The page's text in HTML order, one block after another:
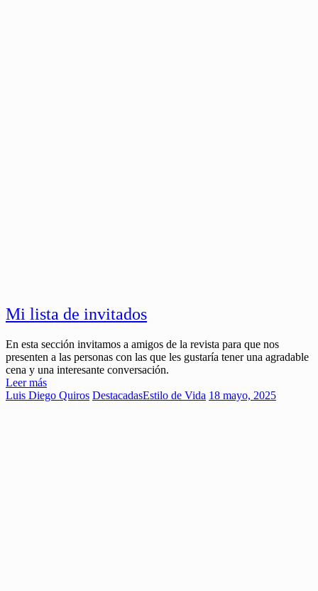
Mi lista de invitados
En esta sección invitamos a amigos de la revista para que nos
presenten a las personas con las que les gustaría tener una agradable
cena y una interesante conversación.
Leer más
Luis Diego Quiros DestacadasEstilo de Vida 18 mayo, 2025